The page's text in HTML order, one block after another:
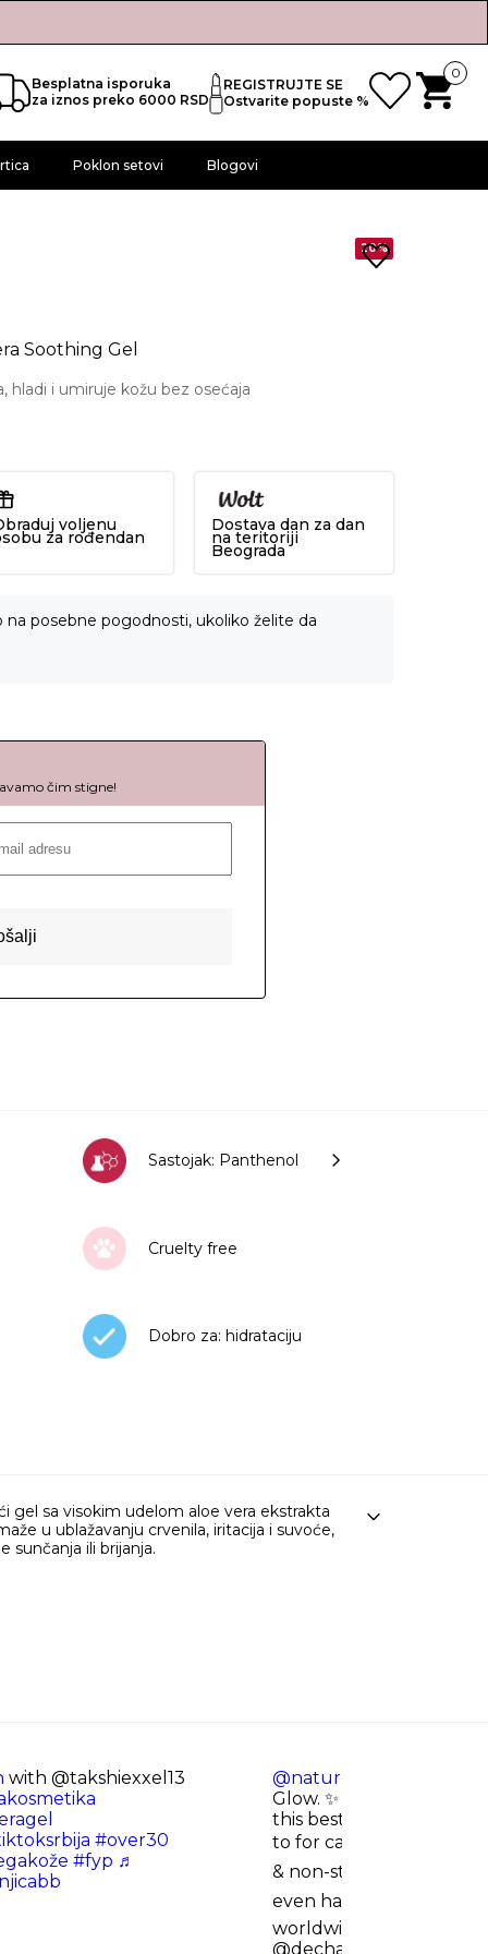
Besplatna isporuka
za iznos preko 6000 RSD
REGISTRUJTE SE
Ostvarite popuste %
0
Poklon setovi Blogovi
20%
Soothing Gel
hladi i umiruje kožu bez osećaja
voljenu
za rođendan
Dostava dan za dan
na teritoriji
Beograda
na posebne pogodnosti, ukoliko želite da
Sastojak: Panthenol
Cruelty free
Dobro za: hidrataciju
gel sa visokim udelom aloe vera ekstrakta
u ublažavanju crvenila, iritacija i suvoće,
sunčanja ili brijanja.
with @takshiexxel13
#over30
#fyp ♬
@naturerepublic.my
Glow. ✨ With 92%
this best-selling
to for calm, fresh,
& non-sticky ✔️ Suitable
even hair ✔️ Loved by
worldwide! Give your
@dechadechu